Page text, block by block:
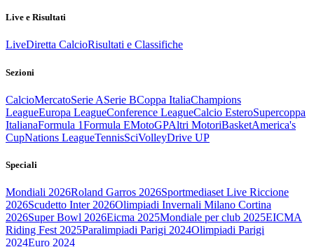
Live e Risultati
LiveDiretta CalcioRisultati e Classifiche
Sezioni
CalcioMercatoSerie ASerie BCoppa ItaliaChampions
LeagueEuropa LeagueConference LeagueCalcio EsteroSupercoppa
ItalianaFormula 1Formula EMotoGPAltri MotoriBasketAmerica's
CupNations LeagueTennisSciVolleyDrive UP
Speciali
Mondiali 2026Roland Garros 2026Sportmediaset Live Riccione
2026Scudetto Inter 2026Olimpiadi Invernali Milano Cortina
2026Super Bowl 2026Eicma 2025Mondiale per club 2025EICMA
Riding Fest 2025Paralimpiadi Parigi 2024Olimpiadi Parigi
2024Euro 2024